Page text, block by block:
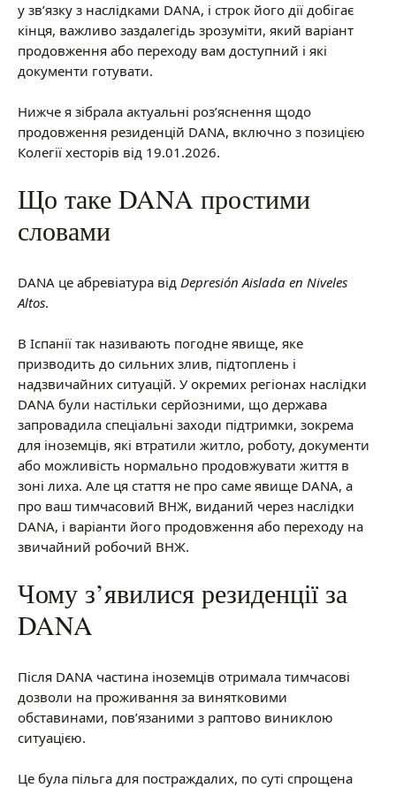
у зв’язку з наслідками DANA, і строк його дії добігає
кінця, важливо заздалегідь зрозуміти, який варіант
продовження або переходу вам доступний і які
документи готувати.
Нижче я зібрала актуальні роз’яснення щодо
продовження резиденцій DANA, включно з позицією
Колегії хесторів від 19.01.2026.
Що таке DANA простими
словами
DANA це абревіатура від Depresión Aislada en Niveles
Altos.
В Іспанії так називають погодне явище, яке
призводить до сильних злив, підтоплень і
надзвичайних ситуацій. У окремих регіонах наслідки
DANA були настільки серйозними, що держава
запровадила спеціальні заходи підтримки, зокрема
для іноземців, які втратили житло, роботу, документи
або можливість нормально продовжувати життя в
зоні лиха. Але ця стаття не про саме явище DANA, а
про ваш тимчасовий ВНЖ, виданий через наслідки
DANA, і варіанти його продовження або переходу на
звичайний робочий ВНЖ.
Чому з’явилися резиденції за
DANA
Після DANA частина іноземців отримала тимчасові
дозволи на проживання за винятковими
обставинами, пов’язаними з раптово виниклою
ситуацією.
Це була пільга для постраждалих, по суті спрощена